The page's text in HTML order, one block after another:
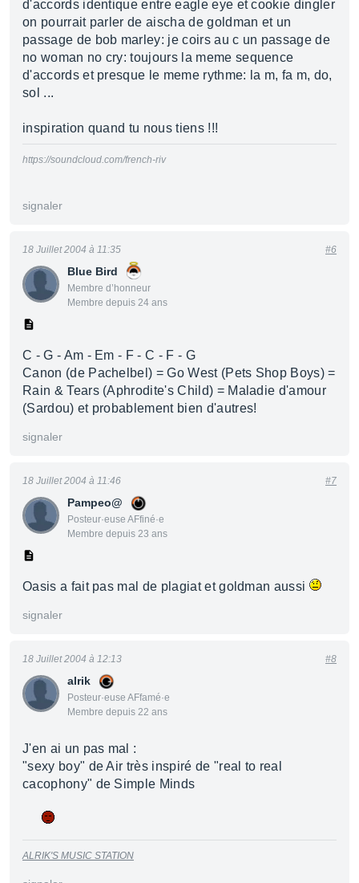
d'accords identique entre eagle eye et cookie dingler
on pourrait parler de aischa de goldman et un
passage de bob marley: je coirs au c un passage de
no woman no cry: toujours la meme sequence
d'accords et presque le meme rythme: la m, fa m, do,
sol ...
inspiration quand tu nous tiens !!!
https://soundcloud.com/french-riv
signaler
Blue Bird
Membre d’honneur
Membre depuis 24 ans
18 Juillet 2004 à 11:35 #6
C - G - Am - Em - F - C - F - G
Canon (de Pachelbel) = Go West (Pets Shop Boys) =
Rain & Tears (Aphrodite's Child) = Maladie d'amour
(Sardou) et probablement bien d'autres!
signaler
Pampeo@
Posteur·euse AFfiné·e
Membre depuis 23 ans
18 Juillet 2004 à 11:46 #7
Oasis a fait pas mal de plagiat et goldman aussi
signaler
alrik
Posteur·euse AFfamé·e
Membre depuis 22 ans
18 Juillet 2004 à 12:13 #8
J'en ai un pas mal :
"sexy boy" de Air très inspiré de "real to real
cacophony" de Simple Minds
ALRIK'S MUSIC STATION